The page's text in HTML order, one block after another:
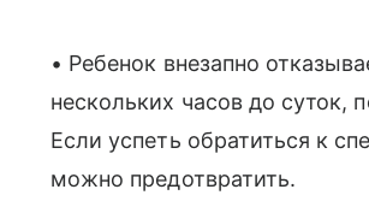
• Ребенок внезапно
нескольких часов до суток,
Если успеть обратиться к
можно предотвратить.